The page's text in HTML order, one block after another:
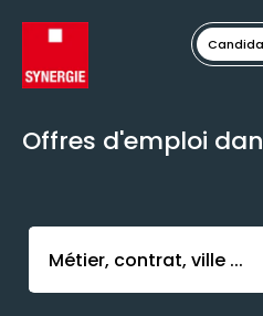
Offres d'emploi
Activer l’élément pour